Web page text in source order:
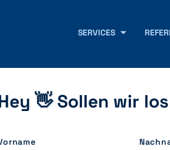
SERVICES
👋 Sollen wir